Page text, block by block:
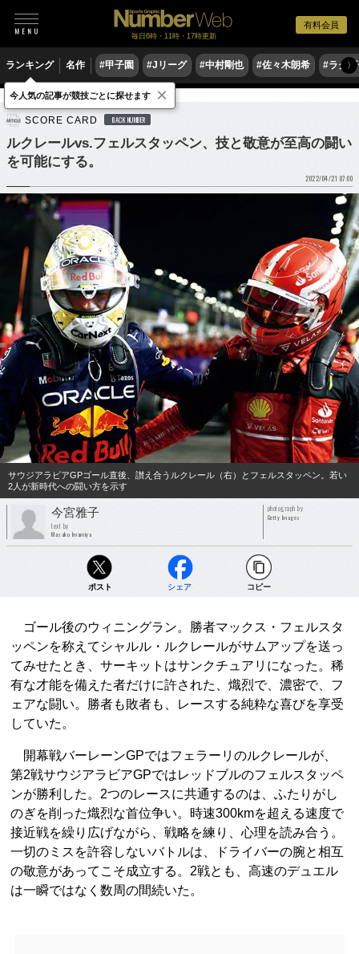
有料会員
毎日6時・11時・17時更新
ランキング 名作 #甲子園 #Jリーグ #中村剛也 #佐々木朗希 #ラグ〉
モータースポーツ F1
SCORE CARD BACK NUMBER
ルクレールvs.フェルスタッペン、技と敬意が至高の闘い
を可能にする。
2022/04/21 07:00
サウジアラビアGPゴール直後、讃え合うルクレール（右）とフェルスタッペン。若い
2人が新時代への闘い方を示す
今宮雅子
text by
Masako Imamiya
photograph by
Getty Images
ポスト シェア コピー
ゴール後のウィニングラン。勝者マックス・フェルスタ
ッペンを称えてシャルル・ルクレールがサムアップを送っ
てみせたとき、サーキットはサンクチュアリになった。稀
有な才能を備えた者だけに許された、熾烈で、濃密で、フ
ェアな闘い。勝者も敗者も、レースする純粋な喜びを享受
していた。
開幕戦バーレーンGPではフェラーリのルクレールが、
第2戦サウジアラビアGPではレッドブルのフェルスタッペ
ンが勝利した。2つのレースに共通するのは、ふたりがし
のぎを削った熾烈な首位争い。時速300kmを超える速度で
接近戦を繰り広げながら、戦略を練り、心理を読み合う。
一切のミスを許容しないバトルは、ドライバーの腕と相互
の敬意があってこそ成立する。2戦とも、高速のデュエル
は一瞬ではなく数周の間続いた。
今人気の記事が競技ごとに探せます ×